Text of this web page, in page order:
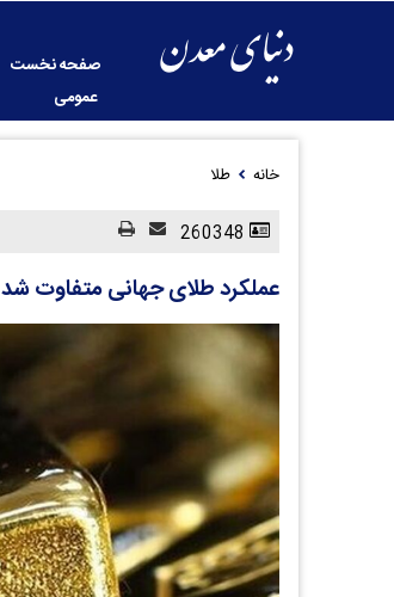
صفحه نخست
عمومی
خانه طلا
عملکرد طلای جهانی متفاوت شد